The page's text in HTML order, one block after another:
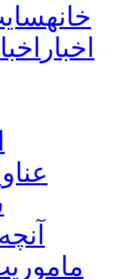
خانه
اخبار